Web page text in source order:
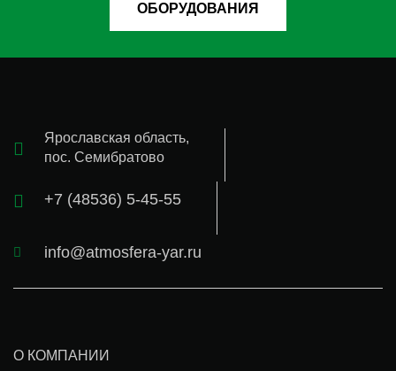
ОБОРУДОВАНИЯ
Ярославская область,
пос. Семибратово
+7 (48536) 5-45-55
info@atmosfera-yar.ru
О КОМПАНИИ